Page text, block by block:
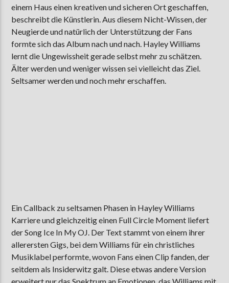
einem Haus einen kreativen und sicheren Ort geschaffen,
beschreibt die Künstlerin. Aus diesem Nicht-Wissen, der
Neugierde und natürlich der Unterstützung der Fans
formte sich das Album nach und nach. Hayley Williams
lernt die Ungewissheit gerade selbst mehr zu schätzen.
Älter werden und weniger wissen sei vielleicht das Ziel.
Seltsamer werden und noch mehr erschaffen.
Ein Callback zu seltsamen Phasen in Hayley Williams
Karriere und gleichzeitig einen Full Circle Moment liefert
der Song Ice In My OJ. Der Text stammt von einem ihrer
allerersten Gigs, bei dem Williams für ein christliches
Musiklabel performte, wovon Fans einen Clip fanden, der
seitdem als Insiderwitz galt. Diese etwas andere Version